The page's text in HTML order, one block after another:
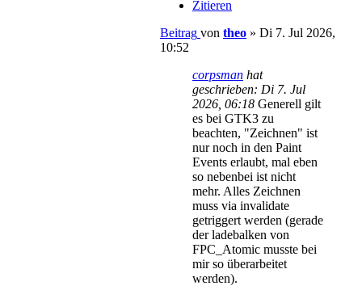
Zitieren
Beitrag von theo » Di 7. Jul 2026,
10:52
corpsman hat
geschrieben: Di 7. Jul
2026, 06:18 Generell gilt
es bei GTK3 zu
beachten, "Zeichnen" ist
nur noch in den Paint
Events erlaubt, mal eben
so nebenbei ist nicht
mehr. Alles Zeichnen
muss via invalidate
getriggert werden (gerade
der ladebalken von
FPC_Atomic musste bei
mir so überarbeitet
werden).